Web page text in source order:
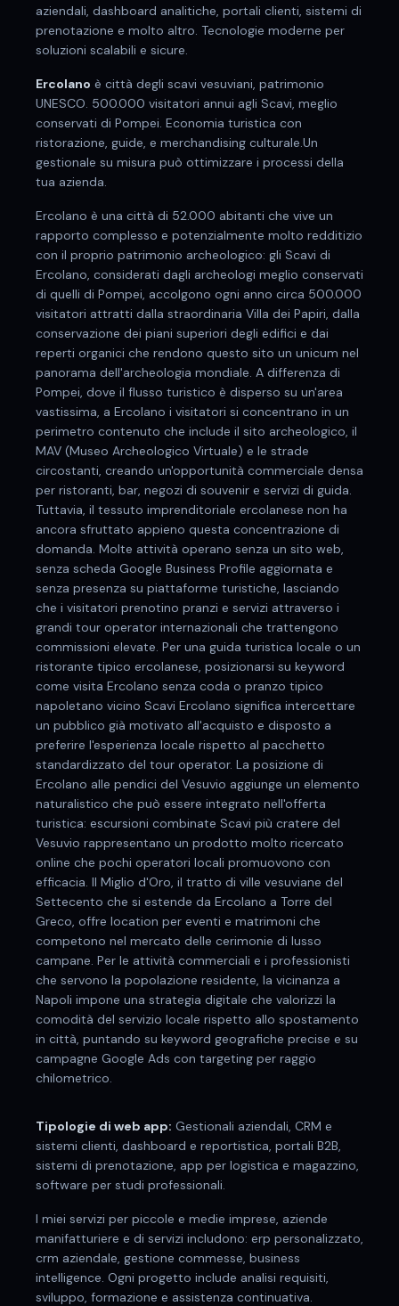
aziendali, dashboard analitiche, portali clienti, sistemi di
prenotazione e molto altro. Tecnologie moderne per
soluzioni scalabili e sicure.
Ercolano è città degli scavi vesuviani, patrimonio
UNESCO. 500.000 visitatori annui agli Scavi, meglio
conservati di Pompei. Economia turistica con
ristorazione, guide, e merchandising culturale.Un
gestionale su misura può ottimizzare i processi della
tua azienda.
Ercolano è una città di 52.000 abitanti che vive un
rapporto complesso e potenzialmente molto redditizio
con il proprio patrimonio archeologico: gli Scavi di
Ercolano, considerati dagli archeologi meglio conservati
di quelli di Pompei, accolgono ogni anno circa 500.000
visitatori attratti dalla straordinaria Villa dei Papiri, dalla
conservazione dei piani superiori degli edifici e dai
reperti organici che rendono questo sito un unicum nel
panorama dell'archeologia mondiale. A differenza di
Pompei, dove il flusso turistico è disperso su un'area
vastissima, a Ercolano i visitatori si concentrano in un
perimetro contenuto che include il sito archeologico, il
MAV (Museo Archeologico Virtuale) e le strade
circostanti, creando un'opportunità commerciale densa
per ristoranti, bar, negozi di souvenir e servizi di guida.
Tuttavia, il tessuto imprenditoriale ercolanese non ha
ancora sfruttato appieno questa concentrazione di
domanda. Molte attività operano senza un sito web,
senza scheda Google Business Profile aggiornata e
senza presenza su piattaforme turistiche, lasciando
che i visitatori prenotino pranzi e servizi attraverso i
grandi tour operator internazionali che trattengono
commissioni elevate. Per una guida turistica locale o un
ristorante tipico ercolanese, posizionarsi su keyword
come visita Ercolano senza coda o pranzo tipico
napoletano vicino Scavi Ercolano significa intercettare
un pubblico già motivato all'acquisto e disposto a
preferire l'esperienza locale rispetto al pacchetto
standardizzato del tour operator. La posizione di
Ercolano alle pendici del Vesuvio aggiunge un elemento
naturalistico che può essere integrato nell'offerta
turistica: escursioni combinate Scavi più cratere del
Vesuvio rappresentano un prodotto molto ricercato
online che pochi operatori locali promuovono con
efficacia. Il Miglio d'Oro, il tratto di ville vesuviane del
Settecento che si estende da Ercolano a Torre del
Greco, offre location per eventi e matrimoni che
competono nel mercato delle cerimonie di lusso
campane. Per le attività commerciali e i professionisti
che servono la popolazione residente, la vicinanza a
Napoli impone una strategia digitale che valorizzi la
comodità del servizio locale rispetto allo spostamento
in città, puntando su keyword geografiche precise e su
campagne Google Ads con targeting per raggio
chilometrico.
Tipologie di web app: Gestionali aziendali, CRM e
sistemi clienti, dashboard e reportistica, portali B2B,
sistemi di prenotazione, app per logistica e magazzino,
software per studi professionali.
I miei servizi per piccole e medie imprese, aziende
manifatturiere e di servizi includono: erp personalizzato,
crm aziendale, gestione commesse, business
intelligence. Ogni progetto include analisi requisiti,
sviluppo, formazione e assistenza continuativa.